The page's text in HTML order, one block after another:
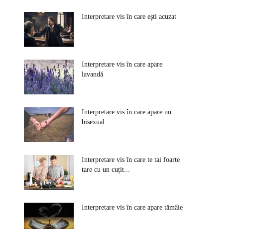
Interpretare vis în care ești acuzat
Interpretare vis în care apare
lavandă
Interpretare vis în care apare un
bisexual
Interpretare vis în care te tai foarte
tare cu un cuțit...
Interpretare vis în care apare tămâie